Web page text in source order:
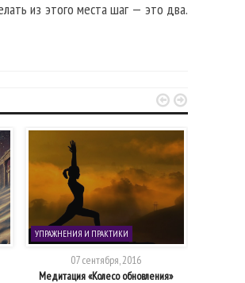
из этого места шаг — это два.
УПРАЖНЕНИЯ И ПРАКТИКИ
07 сентября, 2016
Медитация «Колесо обновления»
 